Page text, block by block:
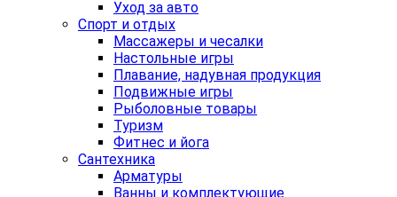
Уход за авто
Спорт и отдых
Массажеры и чесалки
Настольные игры
Плавание, надувная продукция
Подвижные игры
Рыболовные товары
Туризм
Фитнес и йога
Сантехника
Арматуры
Ванны и комплектующие